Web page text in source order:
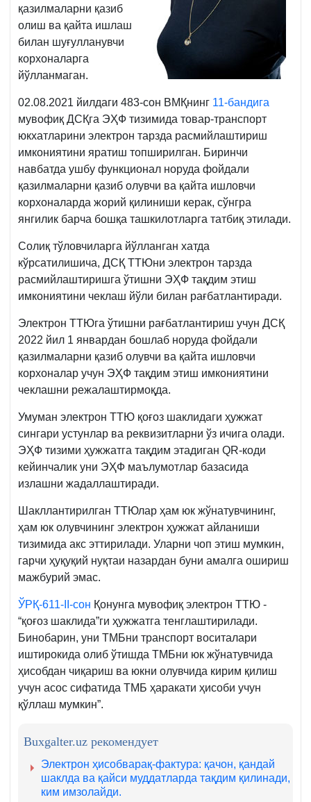
қазилмаларни қазиб
олиш ва қайта ишлаш
билан шуғулланувчи
корхоналарга
йўлланмаган.
02.08.2021 йилдаги 483-сон ВМҚнинг 11-бандига
мувофиқ ДСҚга ЭҲФ тизимида товар-транспорт
юкхатларини электрон тарзда расмийлаштириш
имкониятини яратиш топширилган. Биринчи
навбатда ушбу функционал норуда фойдали
қазилмаларни қазиб олувчи ва қайта ишловчи
корхоналарда жорий қилиниши керак, сўнгра
янгилик барча бошқа ташкилотларга татбиқ этилади.
Солиқ тўловчиларга йўлланган хатда
кўрсатилишича, ДСҚ ТТЮни электрон тарзда
расмийлаштиришга ўтишни ЭҲФ тақдим этиш
имкониятини чеклаш йўли билан рағбатлантиради.
Электрон ТТЮга ўтишни рағбатлантириш учун ДСҚ
2022 йил 1 январдан бошлаб норуда фойдали
қазилмаларни қазиб олувчи ва қайта ишловчи
корхоналар учун ЭҲФ тақдим этиш имкониятини
чеклашни режалаштирмоқда.
Умуман электрон ТТЮ қоғоз шаклидаги ҳужжат
сингари устунлар ва реквизитларни ўз ичига олади.
ЭҲФ тизими ҳужжатга тақдим этадиган QR-коди
кейинчалик уни ЭҲФ маълумотлар базасида
излашни жадаллаштиради.
Шакллантирилган ТТЮлар ҳам юк жўнатувчининг,
ҳам юк олувчининг электрон ҳужжат айланиши
тизимида акс эттирилади. Уларни чоп этиш мумкин,
гарчи ҳуқуқий нуқтаи назардан буни амалга ошириш
мажбурий эмас.
ЎРҚ-611-II-сон Қонунга мувофиқ электрон ТТЮ -
“қоғоз шаклида”ги ҳужжатга тенглаштирилади.
Бинобарин, уни ТМБни транспорт воситалари
иштирокида олиб ўтишда ТМБни юк жўнатувчида
ҳисобдан чиқариш ва юкни олувчида кирим қилиш
учун асос сифатида ТМБ ҳаракати ҳисоби учун
қўллаш мумкин”.
Buxgalter.uz рекомендует
Электрон ҳисобварақ-фактура: қачон, қандай
шаклда ва қайси муддатларда тақдим қилинади,
ким имзолайди.